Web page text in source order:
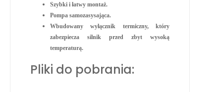
Szybki i łatwy montaż.
Pompa samozasysająca.
Wbudowany wyłącznik termiczny, który
zabezpiecza silnik przed zbyt wysoką
temperaturą.
Pliki do pobrania: